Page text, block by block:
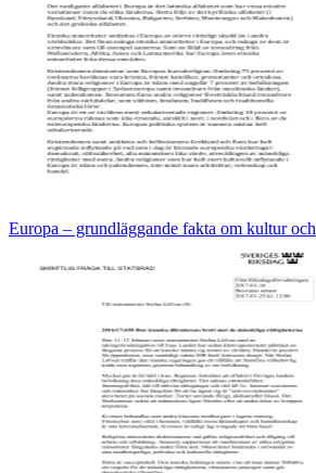
Europa – grundläggande fakta om kultur och